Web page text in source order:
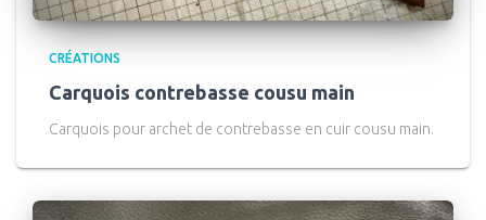
CRÉATIONS
Carquois contrebasse cousu main
Carquois pour archet de contrebasse en cuir cousu main.